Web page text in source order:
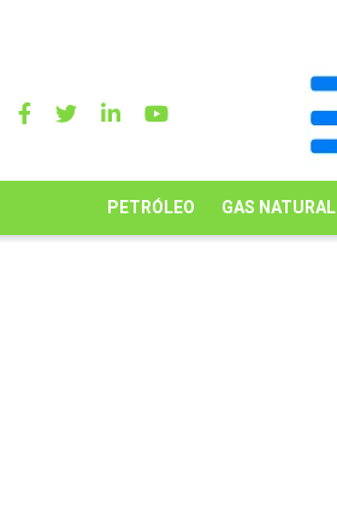
PETRÓLEO GAS NATURAL